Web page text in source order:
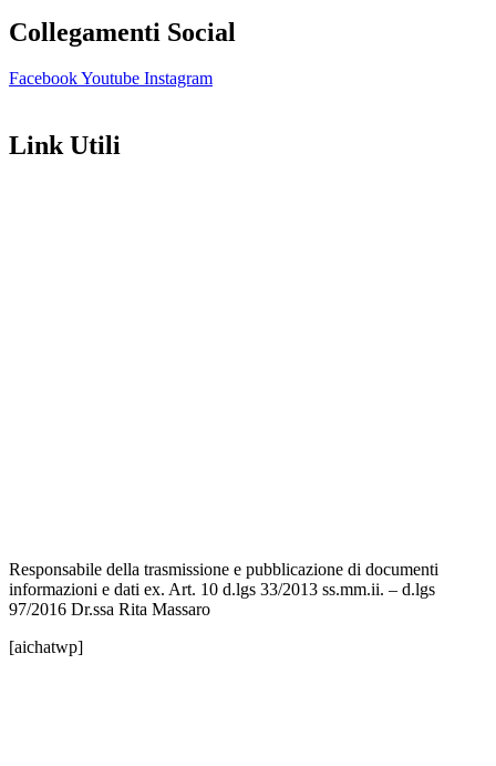
Collegamenti Social
FacebookYoutube Instagram
Link Utili
Responsabile della trasmissione e pubblicazione di documenti
informazioni e dati ex. Art. 10 d.lgs 33/2013 ss.mm.ii. – d.lgs
97/2016 Dr.ssa Rita Massaro
[aichatwp]